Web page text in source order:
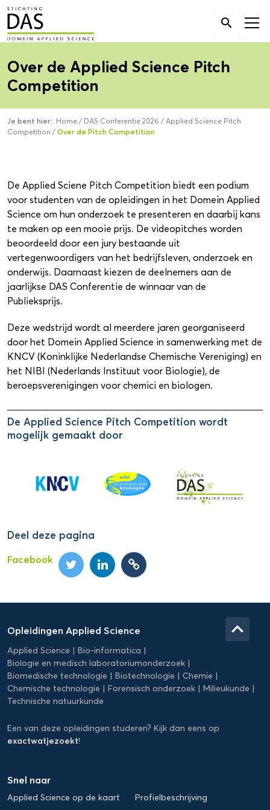
Zoek
naar:

Over de Applied Science Pitch
Competition
Je bent hier: Home / DAS Conferentie 2026 / Applied Science Pitch
Competition / Over de Pitch Competition
De Applied Sciene Pitch Competition biedt een podium
voor studenten van de opleidingen in het Domein Applied
Science om hun onderzoek te presenteren en daarbij kans
te maken op een mooie prijs. De videopitches worden
beoordeeld door een jury bestaande uit
vertegenwoordigers van het bedrijfsleven, onderzoek en
onderwijs. Daarnaast kiezen de deelnemers aan de
jaarlijkse DAS Conferentie de winnaar van de
Publieksprijs.
Deze wedstrijd wordt al meerdere jaren georganiseerd
door het Domein Applied Science in samenwerking met de
KNCV (Koninklijke Nederlandse Chemische Vereniging) en
het NIBI (Nederlands Instituut voor Biologie), de
beroepsverenigingen voor chemici en biologen.
De Applied Science Pitch Competition wordt
mogelijk gemaakt door
Deel deze pagina
Facebook
Applied
Science
Opleidingen Applied Science
Applied Science
Bio-informatica
Biologie en medisch laboratoriumonderzoek
Biomedische technologie
Biotechnologie
Chemie
Chemische technologie
Forensisch onderzoek
Milieukunde
Technische natuurkunde
Een van deze opleidingen studeren? Kijk dan eens op
exactwatjezoekt!
Snel naar
Applied Science op de kaart
Profielbeschrijving
keyboard_arrow_up